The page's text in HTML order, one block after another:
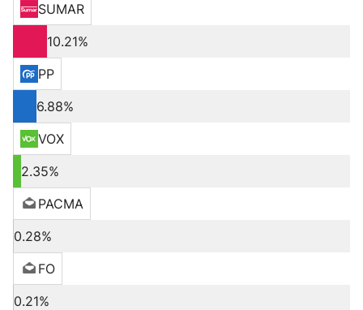
SUMAR
10.21%
PP
6.88%
VOX
2.35%
PACMA
0.28%
FO
0.21%